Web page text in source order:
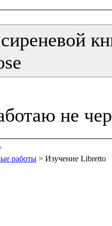
работы > Изучение Libretto